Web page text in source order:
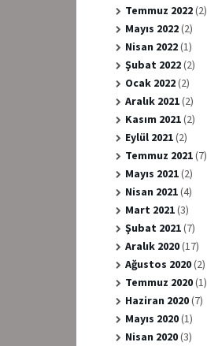
Temmuz 2022(2)
Mayıs 2022(2)
Nisan 2022(1)
Şubat 2022(2)
Ocak 2022(2)
Aralık 2021(2)
Kasım 2021(2)
Eylül 2021(2)
Temmuz 2021(7)
Mayıs 2021(2)
Nisan 2021(4)
Mart 2021(3)
Şubat 2021(7)
Aralık 2020(17)
Ağustos 2020(2)
Temmuz 2020(1)
Haziran 2020(7)
Mayıs 2020(1)
Nisan 2020(3)